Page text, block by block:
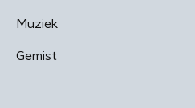
Muziek
Gemist